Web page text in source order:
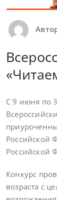
С 9 июня по
Российской
Российской
Конкурс
возраста с